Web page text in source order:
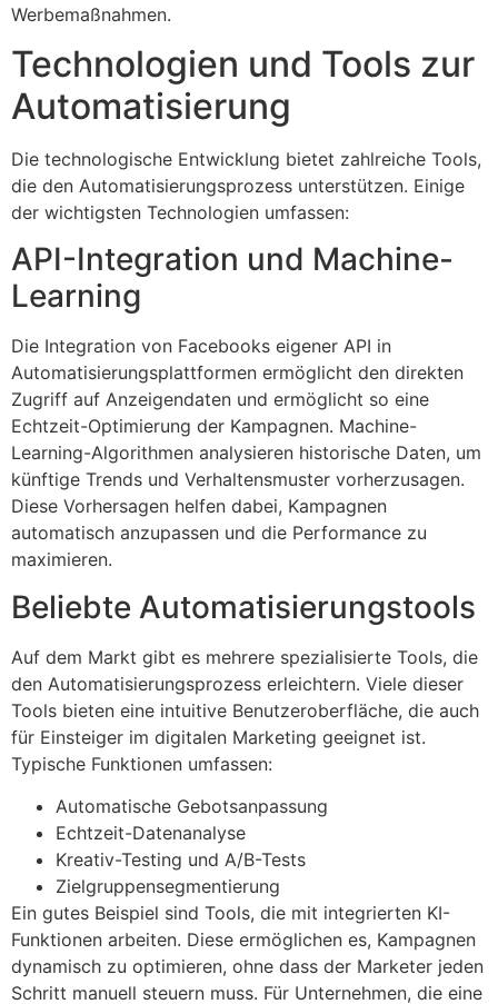
Werbemaßnahmen.
Technologien und Tools zur
Automatisierung
Die technologische Entwicklung bietet zahlreiche Tools,
die den Automatisierungsprozess unterstützen. Einige
der wichtigsten Technologien umfassen:
API-Integration und Machine-
Learning
Die Integration von Facebooks eigener API in
Automatisierungsplattformen ermöglicht den direkten
Zugriff auf Anzeigendaten und ermöglicht so eine
Echtzeit-Optimierung der Kampagnen. Machine-
Learning-Algorithmen analysieren historische Daten, um
künftige Trends und Verhaltensmuster vorherzusagen.
Diese Vorhersagen helfen dabei, Kampagnen
automatisch anzupassen und die Performance zu
maximieren.
Beliebte Automatisierungstools
Auf dem Markt gibt es mehrere spezialisierte Tools, die
den Automatisierungsprozess erleichtern. Viele dieser
Tools bieten eine intuitive Benutzeroberfläche, die auch
für Einsteiger im digitalen Marketing geeignet ist.
Typische Funktionen umfassen:
Automatische Gebotsanpassung
Echtzeit-Datenanalyse
Kreativ-Testing und A/B-Tests
Zielgruppensegmentierung
Ein gutes Beispiel sind Tools, die mit integrierten KI-
Funktionen arbeiten. Diese ermöglichen es, Kampagnen
dynamisch zu optimieren, ohne dass der Marketer jeden
Schritt manuell steuern muss. Für Unternehmen, die eine